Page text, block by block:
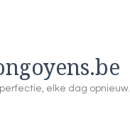
elke dag opnieuw.